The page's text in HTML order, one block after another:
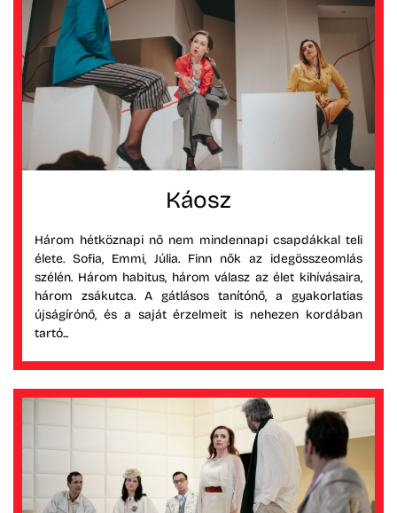
Káosz
Három hétköznapi nő nem mindennapi csapdákkal teli
élete. Sofia, Emmi, Júlia. Finn nők az idegösszeomlás
szélén. Három habitus, három válasz az élet kihívásaira,
három zsákutca. A gátlásos tanítónő, a gyakorlatias
újságírónő, és a saját érzelmeit is nehezen kordában
tartó...